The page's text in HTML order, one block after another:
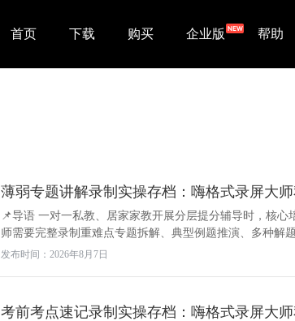
首页 下载 购买 企业版 帮助
薄弱专题讲解录制实操存档：嗨格式录屏大
📌导语 一对一私教、居家家教开展分层提分辅导时，核
师需要完整录制重难点专题拆解、典型例题推演、多种解题
发布时间：2026年8月7日
考前考点速记录制实操存档：嗨格式录屏大